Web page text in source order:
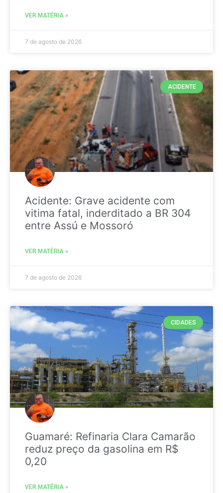
VER MATÉRIA »
7 de agosto de 2026
ACIDENTE
Acidente: Grave acidente com
vitima fatal, inderditado a BR 304
entre Assú e Mossoró
VER MATÉRIA »
7 de agosto de 2026
CIDADES
Guamaré: Refinaria Clara Camarão
reduz preço da gasolina em R$
0,20
VER MATÉRIA »